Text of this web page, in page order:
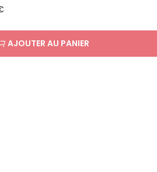
AJOUTER AU PANIER